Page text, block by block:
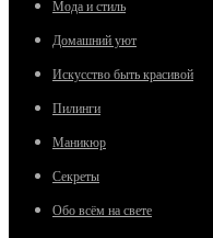
Мода и стиль
Домашний уют
Искусство быть красивой
Пилинги
Маникюр
Секреты
Обо всём на свете